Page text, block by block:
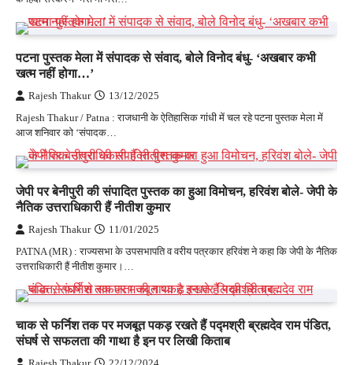
पटना पुस्तक मेला में संपादक से संवाद, बोले विनोद बंधु- ‘अखबार कभी
खत्म नहीं होगा…’
Rajesh Thakur 13/12/2025
Rajesh Thakur / Patna : राजधानी के ऐतिहासिक गांधी में चल रहे पटना पुस्तक मेला में
आज शनिवार को ‘संपादक…
जेपी पर बेनीपुरी की संपादित पुस्तक का हुआ विमोचन, हरिवंश बोले- जेपी के
नैतिक उत्तराधिकारी हैं नीतीश कुमार
Rajesh Thakur 11/01/2025
PATNA (MR) : राज्यसभा के उपसभापति व वरीय पत्रकार हरिवंश ने कहा कि जेपी के नैतिक
उत्तराधिकारी हैं नीतीश कुमार।…
चाक से फर्निश तक पर मजबूत पकड़ रखते हैं पद्मश्री ब्रह्मदेव राम पंडित,
संघर्ष से सफलता की गाथा है इन पर लिखी किताब